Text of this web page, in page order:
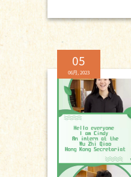
05
06月, 2023